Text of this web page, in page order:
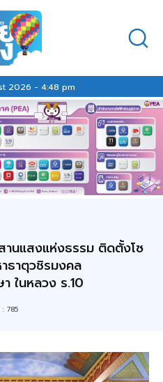
2026 - 4:48 pm
นแสงแห่งธรรม ติดตั้งโซ
ธาตุวชิรมงคล
ในหลวง ร.10
: 785